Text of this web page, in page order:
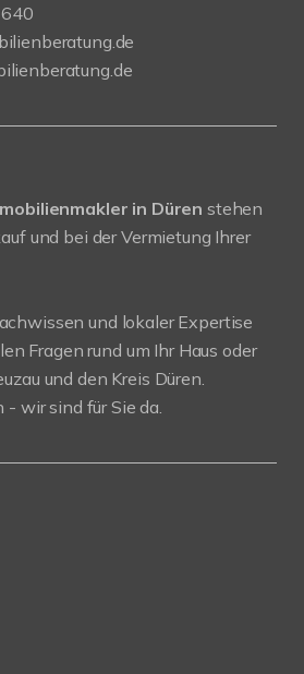
in Düren stehen
und bei der Vermietung Ihrer
und lokaler Expertise
Fragen rund um Ihr Haus oder
und den Kreis Düren.
wir sind für Sie da.